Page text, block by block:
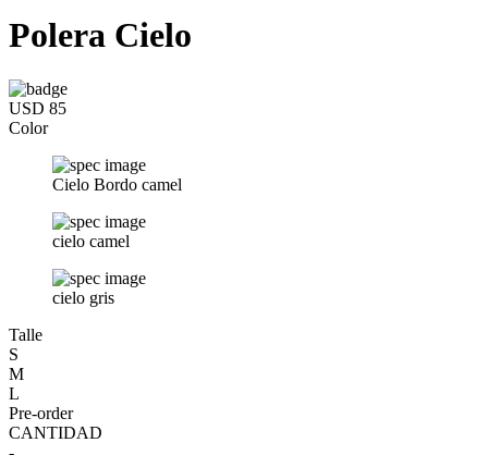
Polera Cielo
USD 85
Color
Cielo Bordo camel
cielo camel
cielo gris
Talle
S
M
L
Pre-order
CANTIDAD